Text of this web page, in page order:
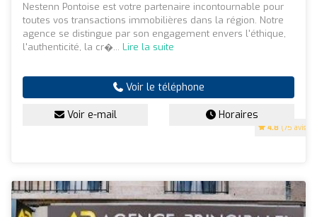
4.8 (75 avis)
Nestenn Pontoise est votre partenaire incontournable pour
toutes vos transactions immobilières dans la région. Notre
agence se distingue par son engagement envers l'éthique,
l'authenticité, la cr�... Lire la suite
Voir le téléphone
Voir e-mail Horaires